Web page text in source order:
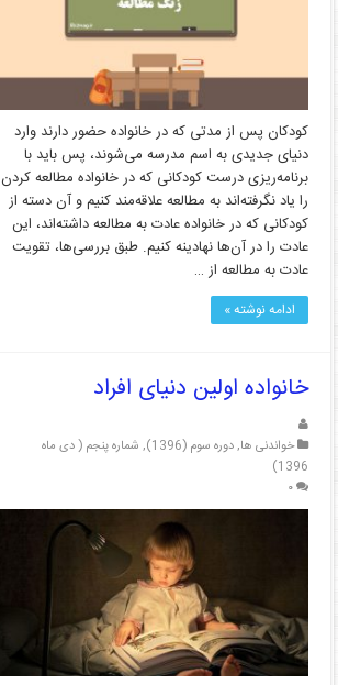
کودکان پس از مدتی که در خانواده حضور دارند وارد
دنیای جدیدی به اسم مدرسه می‌شوند، پس باید با
برنامه‌ریزی درست کودکانی که در خانواده مطالعه کردن
را یاد نگرفته‌اند به مطالعه علاقه‌مند کنیم و آن دسته از
کودکانی که در خانواده عادت به مطالعه داشته‌اند، این
عادت را در آن‌ها نهادینه کنیم. طبق بررسی‌ها، تقویت
عادت به مطالعه از …
ادامه نوشته »
خانواده اولین دنیای افراد
خواندنی ها,دوره سوم (1396) , شماره پنجم ( دی ماه
1396)
۰